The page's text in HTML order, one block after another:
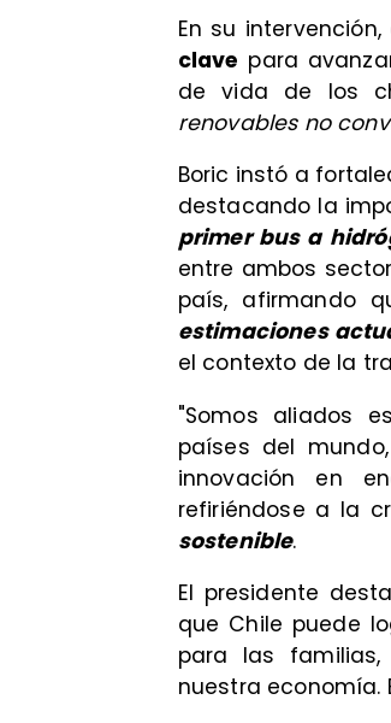
En su
clave para
de vida de los
renovables no
Boric instó a
destacando la
primer bus a
entre ambos
país, afirmando
estimaciones
el contexto de la
"Somos aliados
países del
innovación en
refiriéndose a la
sostenible.
El presidente
que Chile puede
para las
nuestra economía.